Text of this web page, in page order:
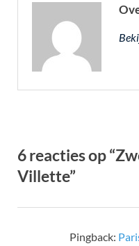
6 reacties op
Villette”
Pingback: